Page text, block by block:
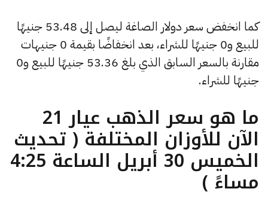
كما انخفض سعر دولار الصاغة ليصل إلى 53.48 جنيهًا
للبيع و0 جنيهًا للشراء، بعد انخفاضًا بقيمة 0 جنيهات
مقارنة بالسعر السابق الذي بلغ 53.36 جنيهًا للبيع و0
جنيهًا للشراء.
ما هو سعر الذهب عيار 21
الآن للأوزان المختلفة ( تحديث
الخميس 30 أبريل الساعة 4:25
مساءً )